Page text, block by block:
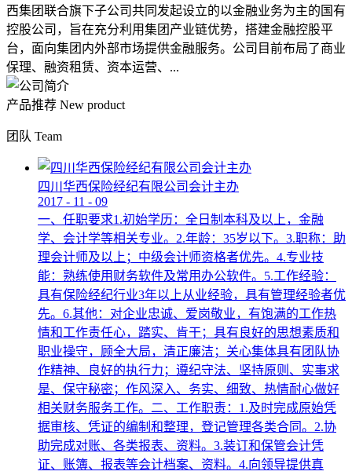
西集团联合旗下子公司共同发起设立的以金融业务为主的国有
控股公司，旨在充分利用集团产业链优势，搭建金融控股平
台，面向集团内外部市场提供金融服务。公司目前布局了商业
保理、融资租赁、资本运营、...
产品推荐 New product
团队 Team
四川华西保险经纪有限公司会计主办
2017 - 11 - 09
一、任职要求1.初始学历：全日制本科及以上，金融
学、会计学等相关专业。2.年龄：35岁以下。3.职称：助
理会计师及以上；中级会计师资格者优先。4.专业技
能：熟练使用财务软件及常用办公软件。5.工作经验：
具有保险经纪行业3年以上从业经验，具有管理经验者优
先。6.其他：对企业忠诚、爱岗敬业，有饱满的工作热
情和工作责任心，踏实、肯干；具有良好的思想素质和
职业操守，顾全大局，清正廉洁；关心集体具有团队协
作精神、良好的执行力；遵纪守法、坚持原则、实事求
是、保守秘密；作风深入、务实、细致、热情耐心做好
相关财务服务工作。二、工作职责：1.及时完成原始凭
据审核、凭证的编制和整理，登记管理各类合同。2.协
助完成对账、各类报表、资料。3.装订和保管会计凭
证、账簿、报表等会计档案、资料。4.向领导提供真